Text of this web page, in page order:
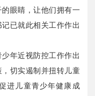
眼睛，让他们拥有一
已就此相关工作作出
年近视防控工作作出
切实遏制并扭转儿童
进儿童青少年健康成